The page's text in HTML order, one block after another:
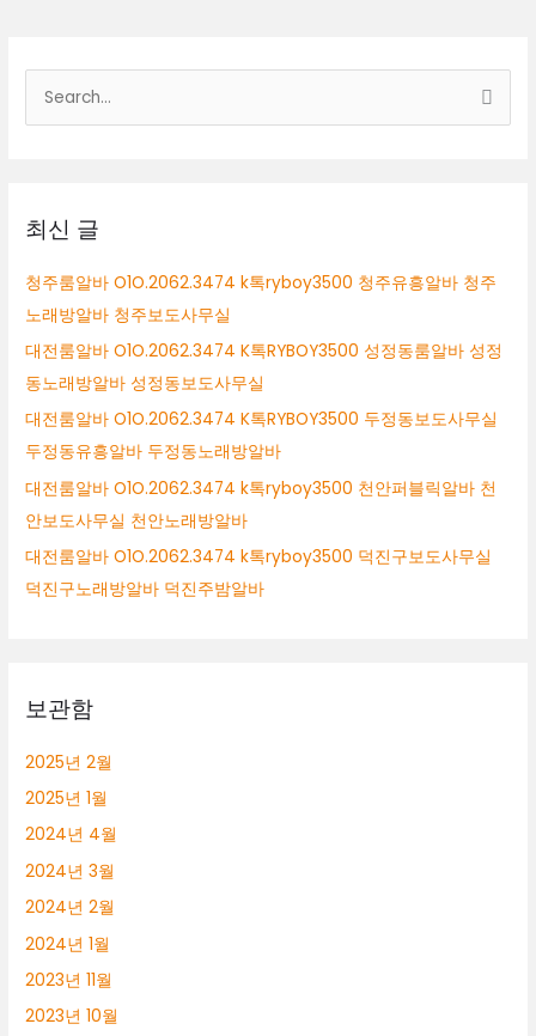
도
미
최신 글
청주룸알바 O1O.2062.3474 k톡ryboy3500 청주유흥알바 청주
노래방알바 청주보도사무실
대전룸알바 O1O.2062.3474 K톡RYBOY3500 성정동룸알바 성정
동노래방알바 성정동보도사무실
대전룸알바 O1O.2062.3474 K톡RYBOY3500 두정동보도사무실
두정동유흥알바 두정동노래방알바
대전룸알바 O1O.2062.3474 k톡ryboy3500 천안퍼블릭알바 천
안보도사무실 천안노래방알바
대전룸알바 O1O.2062.3474 k톡ryboy3500 덕진구보도사무실
덕진구노래방알바 덕진주밤알바
보관함
2025년 2월
2025년 1월
2024년 4월
2024년 3월
2024년 2월
2024년 1월
2023년 11월
2023년 10월